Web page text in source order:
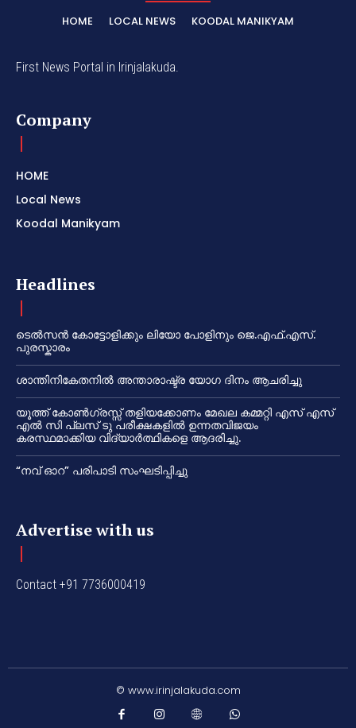
HOME LOCAL NEWS KOODAL MANIKYAM
First News Portal in Irinjalakuda.
Company
HOME
Local News
Koodal Manikyam
Headlines
ടെൽസൻ കോട്ടോളിക്കും ലിയോ പോളിനും ജെ.എഫ്.എസ്.
പുരസ്കാരം
ശാന്തിനികേതനിൽ അന്താരാഷ്ട്ര യോഗ ദിനം ആചരിച്ചു
യൂത്ത് കോൺഗ്രസ്സ് തളിയക്കോണം മേഖല കമ്മറ്റി എസ് എസ്
എൽ സി പ്ലസ് ടു പരീക്ഷകളിൽ ഉന്നതവിജയം
കരസ്ഥമാക്കിയ വിദ്യാർത്ഥികളെ ആദരിച്ചു.
“നവ് ഓറ” പരിപാടി സംഘടിപ്പിച്ചു
Advertise with us
Contact +91 7736000419
© www.irinjalakuda.com